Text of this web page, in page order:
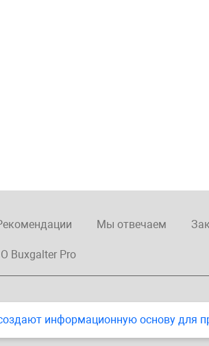
Мы отвечаем
О Buxgalter Pro
информационную основу для